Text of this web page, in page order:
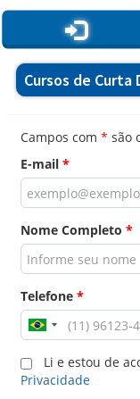
Cursos de Curta
Campos com * são
E-mail *
Nome Completo *
Telefone *
Li e estou de
Privacidade